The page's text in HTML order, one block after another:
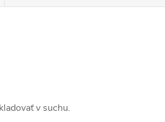
v suchu.